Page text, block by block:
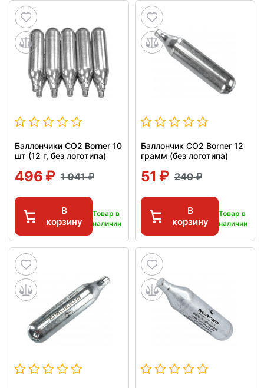
Баллончики CO2 Borner 10
шт (12 г, без логотипа)
496 1 941
В
корзину
Товар в
наличии
Баллончик CO2 Borner 12
грамм (без логотипа)
51 240
В
корзину
Товар в
наличии